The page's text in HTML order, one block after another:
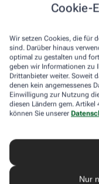
Cookie-
Wir setzen Cookies, die für
sind. Darüber hinaus
optimal zu gestalten und
geben wir Informationen zu
Drittanbieter weiter. Soweit
denen kein angemessenes
Einwilligung zur Nutzung
diesen Ländern gem. Artikel
können Sie unserer
Nur